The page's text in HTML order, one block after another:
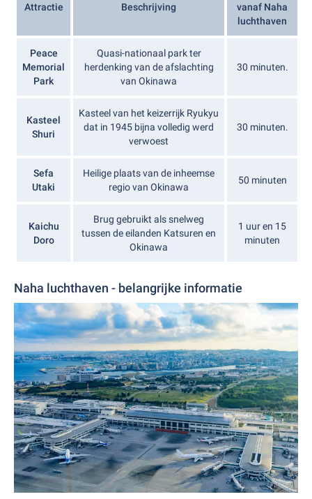
Attractie Beschrijving
vanaf Naha
luchthaven
Peace
Memorial
Park
Quasi-nationaal park ter
herdenking van de afslachting
van Okinawa
30 minuten.
Kasteel
Shuri
Kasteel van het keizerrijk Ryukyu
dat in 1945 bijna volledig werd
verwoest
30 minuten.
Sefa
Utaki
Heilige plaats van de inheemse
regio van Okinawa
50 minuten
Kaichu
Doro
Brug gebruikt als snelweg
tussen de eilanden Katsuren en
Okinawa
1 uur en 15
minuten
Naha luchthaven - belangrijke informatie